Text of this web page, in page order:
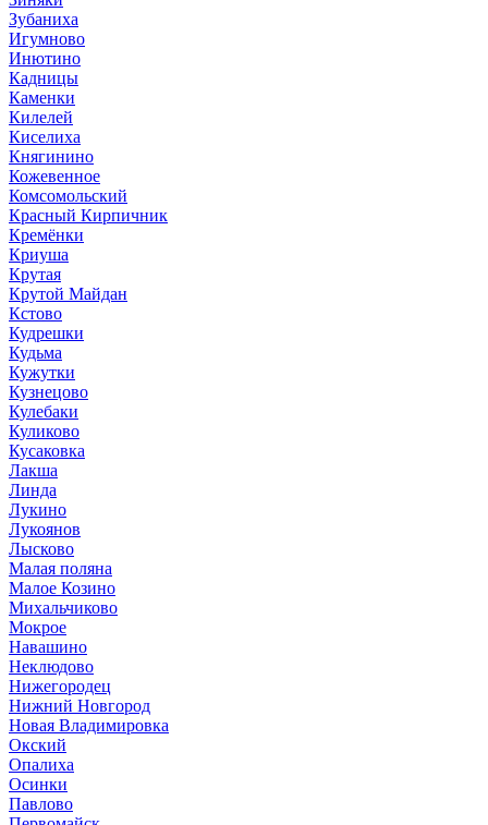
Зубаниха
Игумново
Инютино
Кадницы
Каменки
Килелей
Киселиха
Княгинино
Кожевенное
Комсомольский
Красный Кирпичник
Кремёнки
Криуша
Крутая
Крутой Майдан
Кстово
Кудрешки
Кудьма
Кужутки
Кузнецово
Кулебаки
Куликово
Кусаковка
Лакша
Линда
Лукино
Лукоянов
Лысково
Малая поляна
Малое Козино
Михальчиково
Мокрое
Навашино
Неклюдово
Нижегородец
Нижний Новгород
Новая Владимировка
Окский
Опалиха
Осинки
Павлово